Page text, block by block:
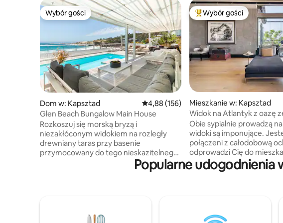
Wybór gości
Wybór gości
Dom w: Kapsztad Średnia ocena: 4,88 na 5, liczba recenzji:
4,88 (156)
Glen Beach Bungalow Main House
Rozkoszuj się morską bryzą i
niezakłóconym widokiem na rozległy
drewniany taras przy basenie
przymocowany do tego nieskazitelnego
nowoczesnego domku na plaży.
Zrelaksuj się na leżakach przy szumie fal.
equipped with 4 bedrooms and 4
Najpopularniejsze z
Wybór gości
Mieszkanie w: Kapsztad
Widok na Atlantyk z oazę
ścianami
Obie sypialnie prowadzą
widoki są imponujące.
połączeni z całodobową
odprowadzi Cię do
wrócisz do domu późno
Całe mieszkanie jest
będę go używał jako
Popularne udogodnienia